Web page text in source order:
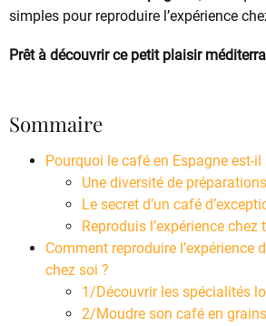
simples pour reproduire l’expérience
Prêt à découvrir ce petit plaisir
Sommaire
Pourquoi le café en Espagne est-
Une diversité de préparations
Le secret d’un café
Reproduis l’expérience chez
Comment reproduire l’expérience
chez soi ?
1/Découvrir les spécialités
2/Moudre son café en